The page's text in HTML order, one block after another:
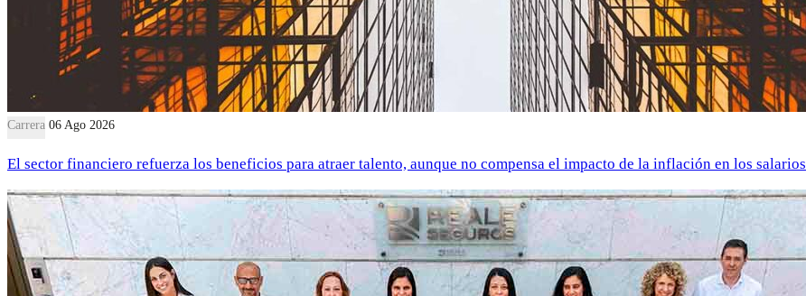
Carrera 06 Ago 2026
El sector financiero refuerza los beneficios para atraer talento, aunque no compensa el impacto de la inflación en los salarios